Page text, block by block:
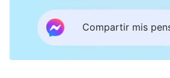
Compartir mis